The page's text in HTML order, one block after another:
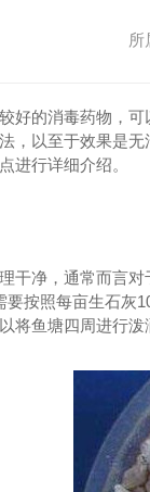
所
消毒药物，可
，以至于效果是
详细介绍。
，通常而言对
要按照每亩生石灰
将鱼塘四周进行泼洒